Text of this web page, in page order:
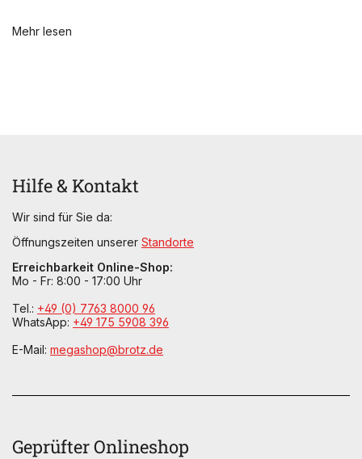
Mehr lesen
Hilfe & Kontakt
Wir sind für Sie da:
Öffnungszeiten unserer Standorte
Erreichbarkeit Online-Shop:
Mo - Fr: 8:00 - 17:00 Uhr
Tel.: +49 (0) 7763 8000 96
WhatsApp: +49 175 5908 396
E-Mail: megashop@brotz.de
Geprüfter Onlineshop